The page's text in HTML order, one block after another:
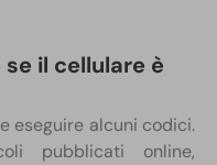
il cellulare è
eseguire alcuni codici.
pubblicati online,